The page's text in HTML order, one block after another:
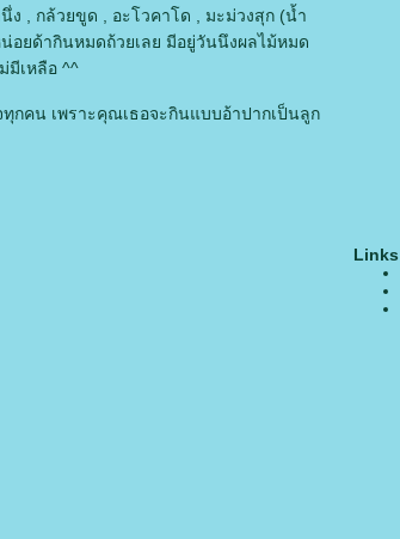
ง , กล้วยขูด , อะโวคาโด , มะม่วงสุก (น้ำ
อยด้ากินหมดถ้วยเลย มีอยู่วันนึงผลไม้หมด
มีเหลือ ^^
กคน เพราะคุณเธอจะกินแบบอ้าปากเป็นลูก
Links